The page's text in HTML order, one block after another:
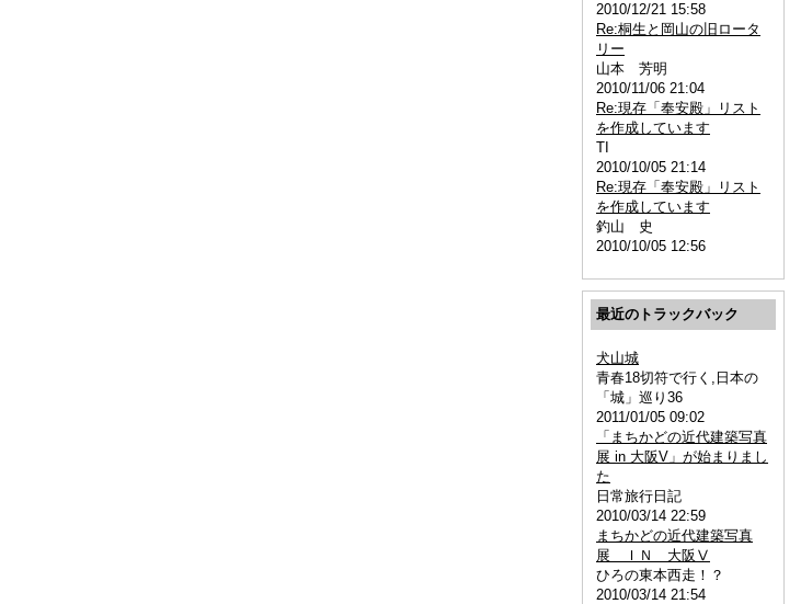
2010/12/21 15:58
Re:桐生と岡山の旧ロータ
リー
山本 芳明
2010/11/06 21:04
Re:現存「奉安殿」リスト
を作成しています
TI
2010/10/05 21:14
Re:現存「奉安殿」リスト
を作成しています
釣山 史
2010/10/05 12:56
最近のトラックバック
犬山城
青春18切符で行く,日本の
「城」巡り36
2011/01/05 09:02
「まちかどの近代建築写真
展 in 大阪V」が始まりまし
た
日常旅行日記
2010/03/14 22:59
まちかどの近代建築写真
展 ＩＮ 大阪Ⅴ
ひろの東本西走！？
2010/03/14 21:54